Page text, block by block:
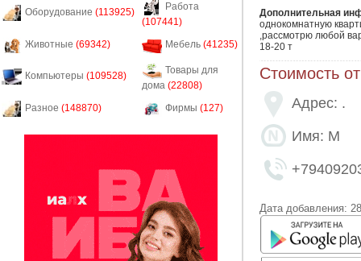
Оборудование (113925)
Работа
(107441)
Животные (69342) Мебель (41235)
Компьютеры (109528)
Товары для
дома (22808)
Разное (148870) Фирмы (127)
Дополнительная
однокомнатную
,рассмотрю любой
18-20 т
Стоимость
Адрес: .
Имя: М
Дата добавления: